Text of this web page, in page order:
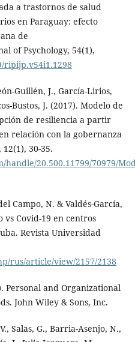
a trastornos de salud
en Paraguay: efecto
de
of Psychology, 54(1),
ripijp.v54i1.1298
Guillén, J., García-Lirios,
Bustos, J. (2017). Modelo de
de resiliencia a partir
relación con la gobernanza
30-35.
20.500.11799/70979/
Campo, N. & Valdés-García,
vs Covid-19 en centros
Revista Universidad
rus/article/view/2157/2138
Personal and Organizational
John Wiley & Sons, Inc.
Salas, G., Barria-Asenjo, N.,